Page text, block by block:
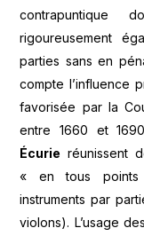
contrapuntique
rigoureusement
parties sans en
compte l’influence
favorisée par la
entre 1660 et
Écurie réunissent
« en tous points
instruments par
violons). L’usage